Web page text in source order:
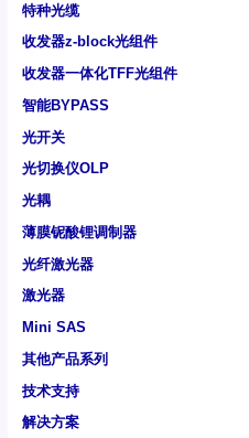
特种光缆
收发器z-block光组件
收发器一体化TFF光组件
智能BYPASS
光开关
光切换仪OLP
光耦
薄膜铌酸锂调制器
光纤激光器
激光器
Mini SAS
其他产品系列
技术支持
解决方案